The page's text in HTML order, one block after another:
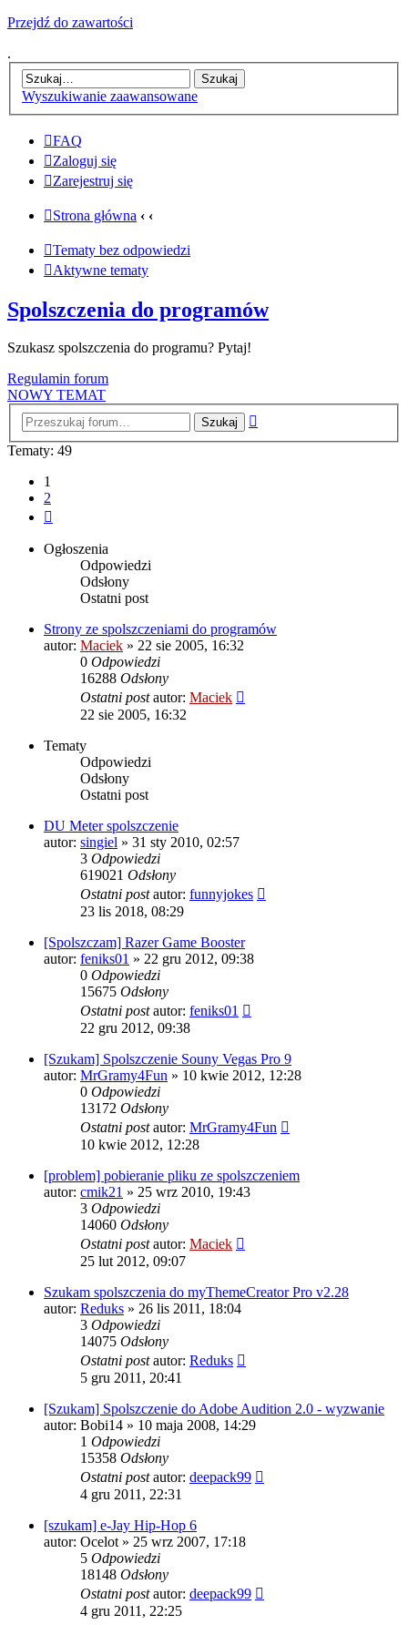
Przejdź do zawartości
.
Wyszukiwanie zaawansowane
FAQ
Zaloguj się
Zarejestruj się
Strona główna ‹ ‹
Tematy bez odpowiedzi
Aktywne tematy
Spolszczenia do programów
Szukasz spolszczenia do programu? Pytaj!
Regulamin forum
NOWY TEMAT
Tematy: 49
1
2
Ogłoszenia
Odpowiedzi
Odsłony
Ostatni post
Strony ze spolszczeniami do programów
autor: Maciek » 22 sie 2005, 16:32
0 Odpowiedzi
16288 Odsłony
Ostatni postautor: Maciek
22 sie 2005, 16:32
Tematy
Odpowiedzi
Odsłony
Ostatni post
DU Meter spolszczenie
autor: singiel » 31 sty 2010, 02:57
3 Odpowiedzi
619021 Odsłony
Ostatni postautor: funnyjokes
23 lis 2018, 08:29
[Spolszczam] Razer Game Booster
autor: feniks01 » 22 gru 2012, 09:38
0 Odpowiedzi
15675 Odsłony
Ostatni postautor: feniks01
22 gru 2012, 09:38
[Szukam] Spolszczenie Souny Vegas Pro 9
autor: MrGramy4Fun » 10 kwie 2012, 12:28
0 Odpowiedzi
13172 Odsłony
Ostatni postautor: MrGramy4Fun
10 kwie 2012, 12:28
[problem] pobieranie pliku ze spolszczeniem
autor: cmik21 » 25 wrz 2010, 19:43
3 Odpowiedzi
14060 Odsłony
Ostatni postautor: Maciek
25 lut 2012, 09:07
Szukam spolszczenia do myThemeCreator Pro v2.28
autor: Reduks » 26 lis 2011, 18:04
3 Odpowiedzi
14075 Odsłony
Ostatni postautor: Reduks
5 gru 2011, 20:41
[Szukam] Spolszczenie do Adobe Audition 2.0 - wyzwanie
autor: Bobi14 » 10 maja 2008, 14:29
1 Odpowiedzi
15358 Odsłony
Ostatni postautor: deepack99
4 gru 2011, 22:31
[szukam] e-Jay Hip-Hop 6
autor: Ocelot » 25 wrz 2007, 17:18
5 Odpowiedzi
18148 Odsłony
Ostatni postautor: deepack99
4 gru 2011, 22:25